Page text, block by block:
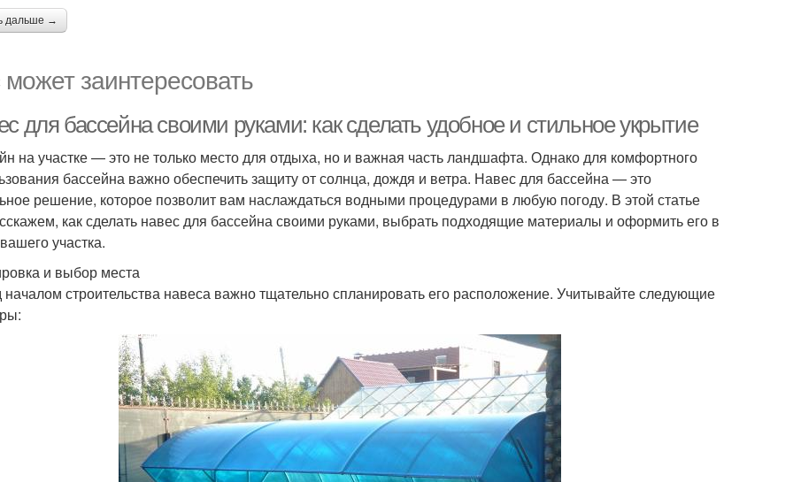
дальше →
заинтересовать
для бассейна своими руками: как сделать удобное и стильное укрытие
на участке — это не только место для отдыха, но и важная часть ландшафта. Однако для комфортного
бассейна важно обеспечить защиту от солнца, дождя и ветра. Навес для бассейна — это
решение, которое позволит вам наслаждаться водными процедурами в любую погоду. В этой статье
как сделать навес для бассейна своими руками, выбрать подходящие материалы и оформить его в
участка.
и выбор места
строительства навеса важно тщательно спланировать его расположение. Учитывайте следующие